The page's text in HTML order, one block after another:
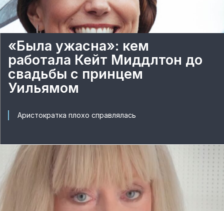
«Была ужасна»: кем
работала Кейт Миддлтон до
свадьбы с принцем
Уильямом
Аристократка плохо справлялась